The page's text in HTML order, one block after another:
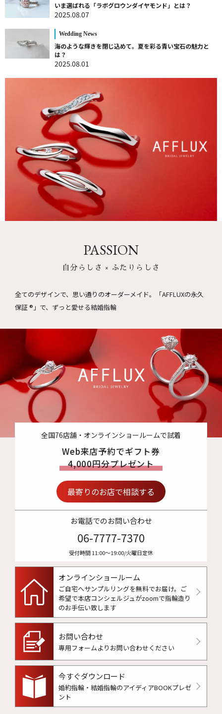
いま選ばれる「ラボグロウンダイヤモンド」とは？
2025.08.07
Wedding News
海のような輝きを閉じ込めて。夏を彩る青い宝石の魅力と
は？
2025.08.01
PASSION
自分らしさ × ふたりらしさ
全てのデザインで、思い通りのオーダーメイド。
「AFFLUXの永久
保証 ®」で、ずっと愛せる結婚指輪
全国76店舗・オンラインショールームで試着
Web来店予約でギフト券
4,000円分プレゼント
最寄りのお店で相談する
お電話でのお問い合わせ
06-7777-7370
受付時間 11:00〜19:00/火曜日定休
オンラインショールーム
ご自宅へサンプルリングを無料でお届け。 ご
希望で本店コンシェルジュがzoomで指輪造り
のお手伝い致します
お問い合わせ
専用フォームよりお問い合わせください
今すぐダウンロード
婚約指輪・結婚指輪のアイディアBOOKプレゼ
ント